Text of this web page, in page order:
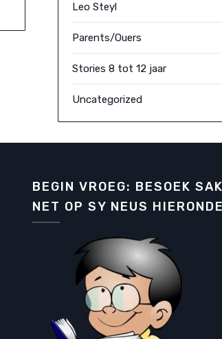
Leo Steyl
Parents/Ouers
Stories 8 tot 12 jaar
Uncategorized
BEGIN VROEG: BESOEK
NET OP SY NEUS